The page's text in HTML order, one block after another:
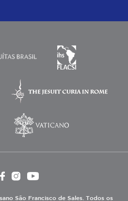
São Francisco de Sales. Todos os